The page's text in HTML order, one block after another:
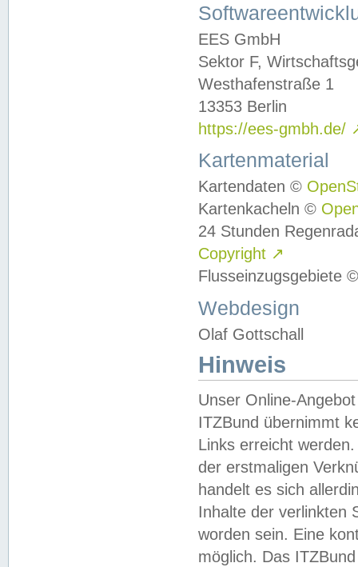
EES GmbH
Sektor F,
Westhafenstraße 1
13353 Berlin
https://ees-gmbh.de/
Kartenmaterial
Kartendaten ©
Kartenkacheln ©
24 Stunden
Copyright ↗
Flusseinzugsgebiete
Webdesign
Olaf Gottschall
Hinweis
Unser Online-
ITZBund übernimmt
Links erreicht
der erstmaligen
handelt es sich
Inhalte der verlinkten
worden sein. Eine
möglich. Das